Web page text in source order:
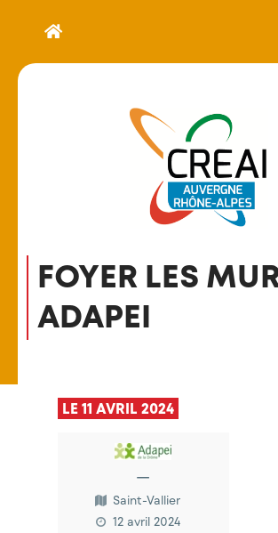
FOYER LES
ADAPEI
LE 11 AVRIL 2024
—
Saint-Vallier
12 avril 2024